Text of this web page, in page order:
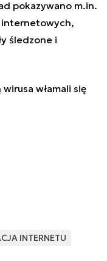
pokazywano m.in.
internetowych,
śledzone i
włamali się
INTERNETU